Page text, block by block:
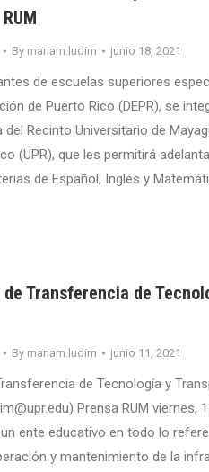
By mariam.ludim junio 18, 2021
de escuelas superiores
de Puerto Rico (DEPR), se
Recinto Universitario de
(UPR), que les permitirá
de Español, Inglés y
de Transferencia de
By mariam.ludim junio 11, 2021
de Tecnología y
Prensa RUM viernes,
ente educativo en todo lo
y mantenimiento de la